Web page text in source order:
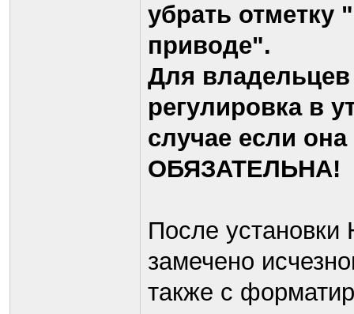
убрать отметку
приводе".
Для
регулировка в
случае если
ОБЯЗАТЕЛЬНА!
После
замечено
также с